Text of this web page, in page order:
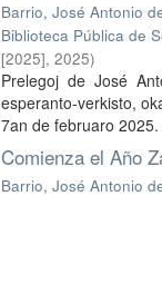
Barrio, José Antonio
Biblioteca Pública de
[2025], 2025)
Prelegoj de José
esperanto-verkisto,
7an de februaro
Comienza el Año
Barrio, José Antonio